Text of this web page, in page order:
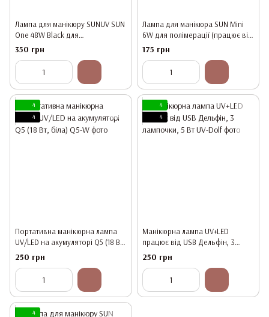
Лампа для манікюру SUNUV SUN
One 48W Black для
полімеризації
350 грн
Лампа для манікюра SUN Mini
6W для полімерації (працює від
повербанку)
175 грн
4
4
Портативна манікюрна лампа
UV/LED на акумуляторі Q5 (18 Вт,
біла)
250 грн
4
4
Манікюрна лампа UV+LED
працює від USB Дельфін, 3
лампочки, 5 Вт
250 грн
4